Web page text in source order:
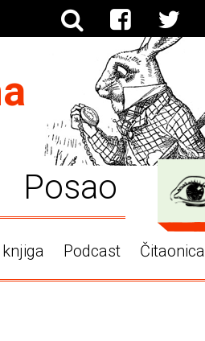
Posao
Podcast Čitaonica